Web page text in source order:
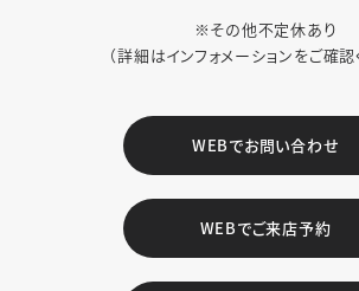
※その他不定休あり
（詳細はインフォメーションをご確認
WEBでお問い合わせ
WEBでご来店予約